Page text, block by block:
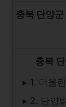
충북 단양
충북
▸ 1. 더올
▸ 2. 단양